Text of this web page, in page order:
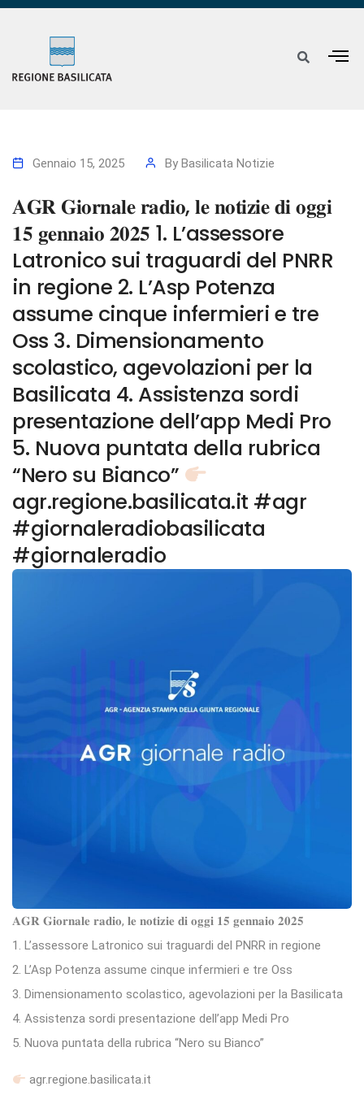
Gennaio 15, 2025 By Basilicata Notizie
𝐀𝐆𝐑 𝐆𝐢𝐨𝐫𝐧𝐚𝐥𝐞 𝐫𝐚𝐝𝐢𝐨, 𝐥𝐞 𝐧𝐨𝐭𝐢𝐳𝐢𝐞 𝐝𝐢 𝐨𝐠𝐠𝐢
𝟏𝟓 𝐠𝐞𝐧𝐧𝐚𝐢𝐨 𝟐𝟎𝟐𝟓 1. L’assessore
Latronico sui traguardi del PNRR
in regione 2. L’Asp Potenza
assume cinque infermieri e tre
Oss 3. Dimensionamento
scolastico, agevolazioni per la
Basilicata 4. Assistenza sordi
presentazione dell’app Medi Pro
5. Nuova puntata della rubrica
“Nero su Bianco”
agr.regione.basilicata.it #agr
#giornaleradiobasilicata
#giornaleradio
𝐀𝐆𝐑 𝐆𝐢𝐨𝐫𝐧𝐚𝐥𝐞 𝐫𝐚𝐝𝐢𝐨, 𝐥𝐞 𝐧𝐨𝐭𝐢𝐳𝐢𝐞 𝐝𝐢 𝐨𝐠𝐠𝐢 𝟏𝟓 𝐠𝐞𝐧𝐧𝐚𝐢𝐨 𝟐𝟎𝟐𝟓
1. L’assessore Latronico sui traguardi del PNRR in regione
2. L’Asp Potenza assume cinque infermieri e tre Oss
3. Dimensionamento scolastico, agevolazioni per la Basilicata
4. Assistenza sordi presentazione dell’app Medi Pro
5. Nuova puntata della rubrica “Nero su Bianco”
agr.regione.basilicata.it